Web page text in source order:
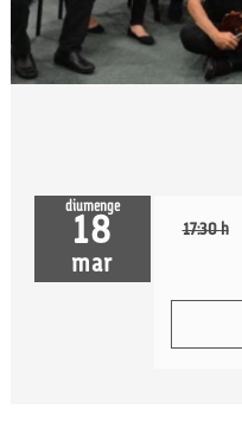
diumenge
18
mar
17:30 h